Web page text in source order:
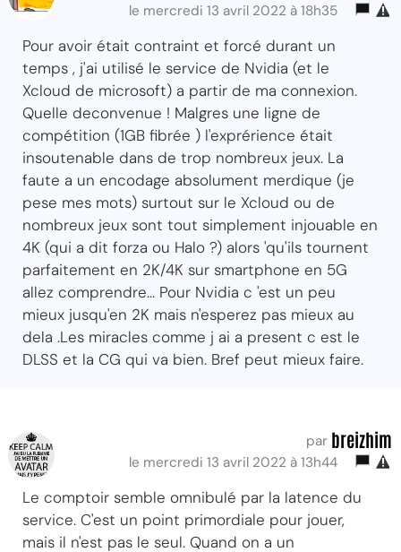
le mercredi 13 avril 2022 à 18h35
Pour avoir était contraint et forcé durant un
temps , j'ai utilisé le service de Nvidia (et le
Xcloud de microsoft) a partir de ma connexion.
Quelle deconvenue ! Malgres une ligne de
compétition (1GB fibrée ) l'exprérience était
insoutenable dans de trop nombreux jeux. La
faute a un encodage absolument merdique (je
pese mes mots) surtout sur le Xcloud ou de
nombreux jeux sont tout simplement injouable en
4K (qui a dit forza ou Halo ?) alors 'qu'ils tournent
parfaitement en 2K/4K sur smartphone en 5G
allez comprendre... Pour Nvidia c 'est un peu
mieux jusqu'en 2K mais n'esperez pas mieux au
dela .Les miracles comme j ai a present c est le
DLSS et la CG qui va bien. Bref peut mieux faire.
par breizhim
le mercredi 13 avril 2022 à 13h44
Le comptoir semble omnibulé par la latence du
service. C'est un point primordiale pour jouer,
mais il n'est pas le seul. Quand on a un